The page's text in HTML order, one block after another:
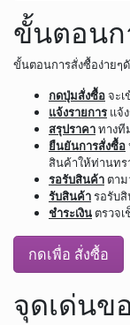
ขั้นตอนก
ขั้นตอนการสั่งซื้อง่ายๆ
กดปุ่มสั่งซื้อจะเ
แจ้งรายการ แจ้
สรุปราคาทางที
ยืนยันการสั่งซื้อ
สินค้าให้ท่านทร
รอรับสินค้า ตา
รับสินค้ารอรับ
ชำระเงิน ตรวจ
กดเพื่อ สั่งซื้อ
จุดเด่นข